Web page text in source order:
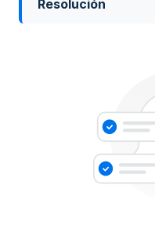
Resolución